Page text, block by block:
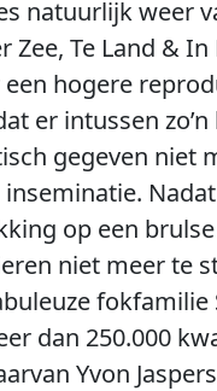
natuurlijk weer
Zee, Te Land &
hogere
er intussen
gegeven niet
op een
niet meer te
dan 250.000
Yvon